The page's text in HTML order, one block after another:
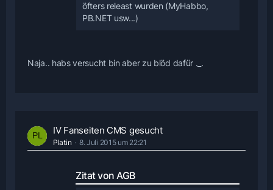
öfters releast wurden (MyHabbo,
PB.NET usw...)
Naja.. habs versucht bin aber zu blöd dafür ._.
IV Fanseiten CMS gesucht
Platin 8. Juli 2015 um 22:21
Zitat von AGB